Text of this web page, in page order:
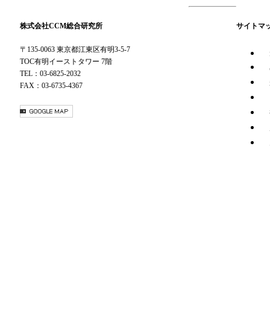
株式会社CCM総合研究所
〒135-0063 東京都江東区有明3-5-7
TOC有明イーストタワー 7階
TEL：03-6825-2032
FAX：03-6735-4367
サイトマ